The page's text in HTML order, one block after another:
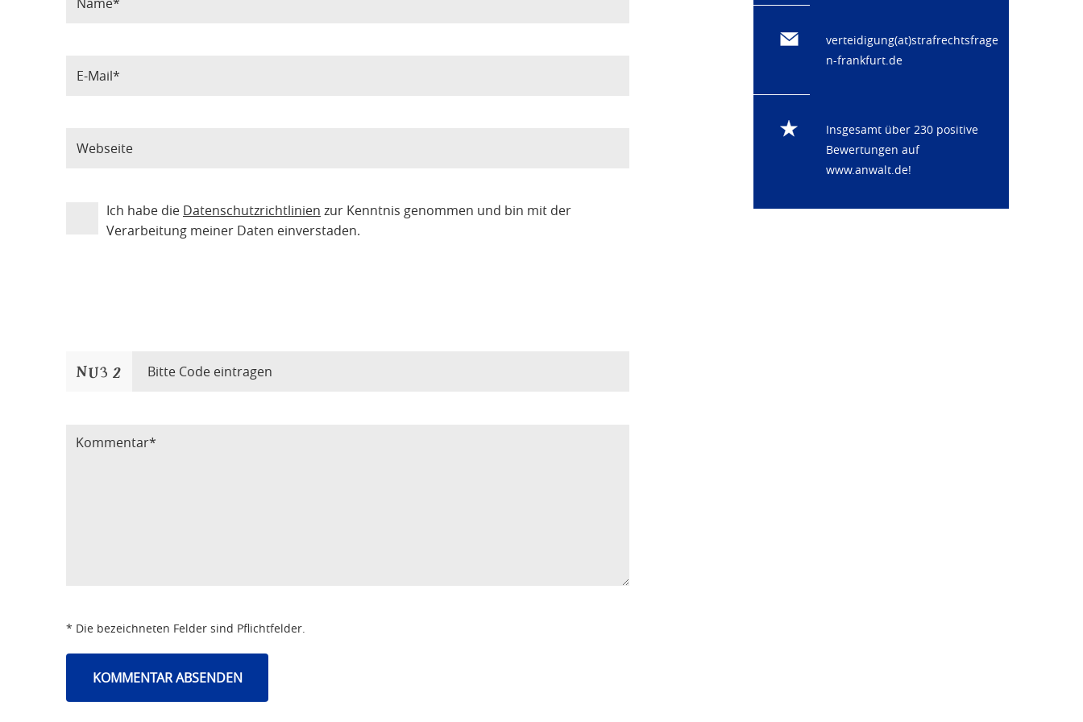
Ich habe die Datenschutzrichtlinien zur Kenntnis genommen und bin mit der
Verarbeitung meiner Daten einverstaden.
* Die bezeichneten Felder sind Pflichtfelder.
verteidigung(at)strafrechtsfrage
n-frankfurt.de
Insgesamt über 230 positive
Bewertungen auf
www.anwalt.de!